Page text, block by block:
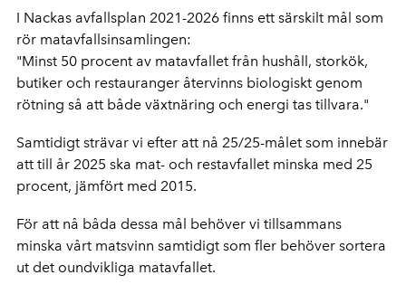
I Nackas avfallsplan 2021-2026 finns ett särskilt mål som
rör matavfallsinsamlingen:
"Minst 50 procent av matavfallet från hushåll, storkök,
butiker och restauranger återvinns biologiskt genom
rötning så att både växtnäring och energi tas tillvara."
Samtidigt strävar vi efter att nå 25/25-målet som innebär
att till år 2025 ska mat- och restavfallet minska med 25
procent, jämfört med 2015.
För att nå båda dessa mål behöver vi tillsammans
minska vårt matsvinn samtidigt som fler behöver sortera
ut det oundvikliga matavfallet.